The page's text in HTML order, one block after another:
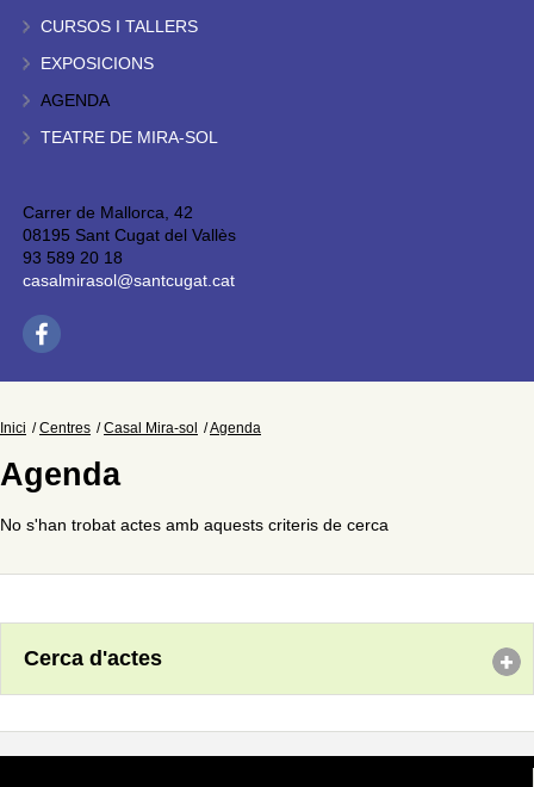
CURSOS I TALLERS
EXPOSICIONS
AGENDA
TEATRE DE MIRA-SOL
Carrer de Mallorca, 42
08195 Sant Cugat del Vallès
93 589 20 18
casalmirasol@santcugat.cat
Inici Centres Casal Mira-sol Agenda
Agenda
No s'han trobat actes amb aquests criteris de cerca
Cerca d'actes